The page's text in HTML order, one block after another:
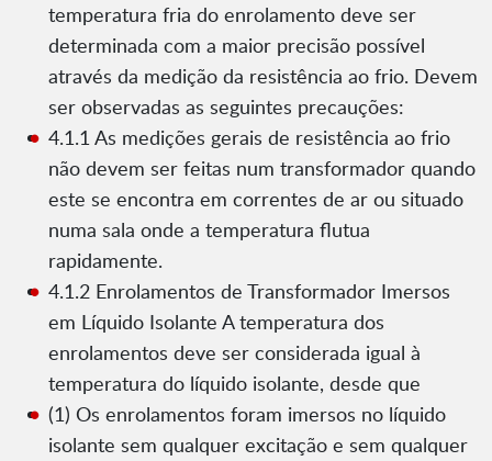
temperatura fria do enrolamento deve ser
determinada com a maior precisão possível
através da medição da resistência ao frio. Devem
ser observadas as seguintes precauções:
4.1.1 As medições gerais de resistência ao frio
não devem ser feitas num transformador quando
este se encontra em correntes de ar ou situado
numa sala onde a temperatura flutua
rapidamente.
4.1.2 Enrolamentos de Transformador Imersos
em Líquido Isolante A temperatura dos
enrolamentos deve ser considerada igual à
temperatura do líquido isolante, desde que
(1) Os enrolamentos foram imersos no líquido
isolante sem qualquer excitação e sem qualquer